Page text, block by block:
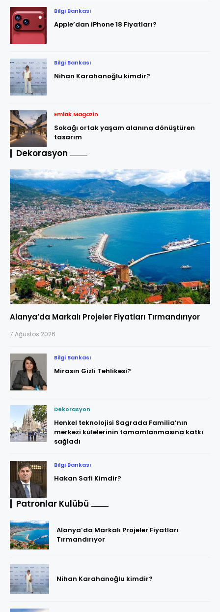
Bilgi Bankası
Apple’dan iPhone 18 Fiyatları?
Bilgi Bankası
Nihan Karahanoğlu kimdir?
Emlak Magazin
Sokağı ortak yaşam alanına dönüştüren
tasarım
Dekorasyon
Alanya’da Markalı Projeler Fiyatları Tırmandırıyor
7 Ağustos 2026
Bilgi Bankası
Mirasın Gizli Tehlikesi?
Dekorasyon
Henkel teknolojisi Sagrada Familia’nın
merkezi kulelerinin tamamlanmasına katkı
sağladı
Bilgi Bankası
Hakan Safi Kimdir?
Patronlar Kulübü
Alanya’da Markalı Projeler Fiyatları
Tırmandırıyor
Nihan Karahanoğlu kimdir?